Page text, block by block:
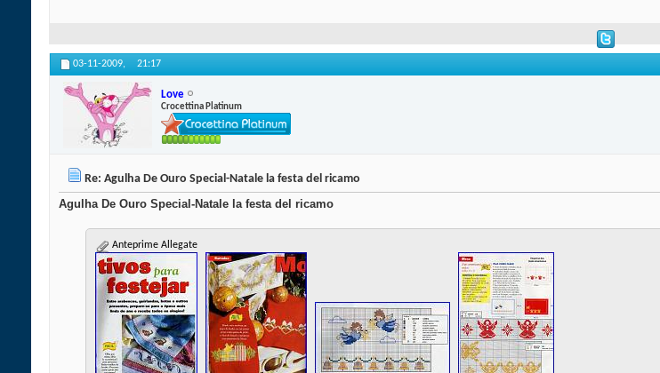
03-11-2009, 21:17
Love
Crocettina Platinum
Re: Agulha De Ouro Special-Natale la festa del ricamo
Agulha De Ouro Special-Natale la festa del ricamo
Anteprime Allegate